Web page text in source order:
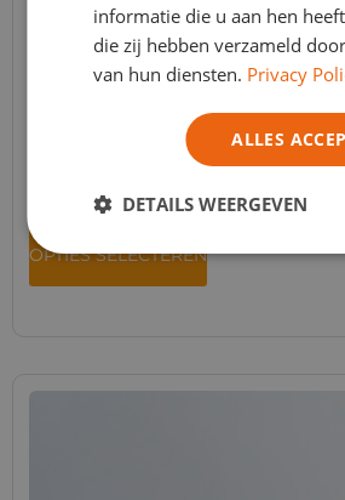
JESMONITE® AC84 Kit
Jesmonite AC84,Nieuws,
OPTIES SELECTEREN
informatie die u aan hen
die zij hebben verzameld
van hun diensten. Privacy
ALLES
DETAILS WEERGEVEN